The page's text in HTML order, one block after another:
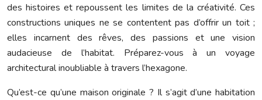
des histoires et repoussent les limites de la créativité. Ces
constructions uniques ne se contentent pas d’offrir un toit ;
elles incarnent des rêves, des passions et une vision
audacieuse de l’habitat. Préparez-vous à un voyage
architectural inoubliable à travers l’hexagone.
Qu’est-ce qu’une maison originale ? Il s’agit d’une habitation